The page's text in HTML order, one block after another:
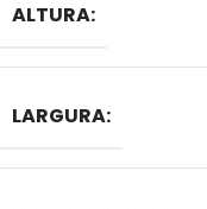
ALTURA:
LARGURA: